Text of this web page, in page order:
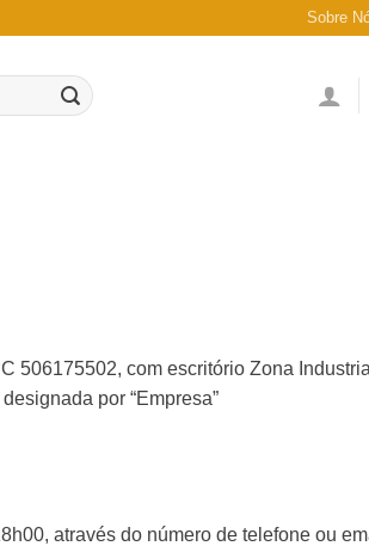
Sobre
506175502, com escritório Zona
por “Empresa”
através do número de telefone ou